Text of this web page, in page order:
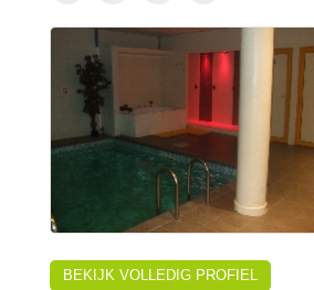
BEKIJK VOLLEDIG PROFIEL